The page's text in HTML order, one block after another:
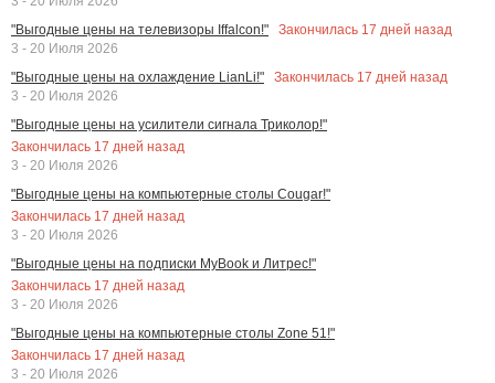
"Выгодные цены на телевизоры Iffalcon!"
Закончилась 17 дней назад
3 - 20 Июля 2026
"Выгодные цены на охлаждение LianLi!"
Закончилась 17 дней назад
3 - 20 Июля 2026
"Выгодные цены на усилители сигнала Триколор!"
Закончилась 17 дней назад
3 - 20 Июля 2026
"Выгодные цены на компьютерные столы Cougar!"
Закончилась 17 дней назад
3 - 20 Июля 2026
"Выгодные цены на подписки MyBook и Литрес!"
Закончилась 17 дней назад
3 - 20 Июля 2026
"Выгодные цены на компьютерные столы Zone 51!"
Закончилась 17 дней назад
3 - 20 Июля 2026